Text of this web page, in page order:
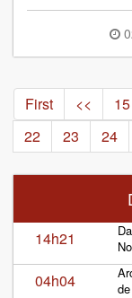
First << 15
22
23 24
14h21
04h04